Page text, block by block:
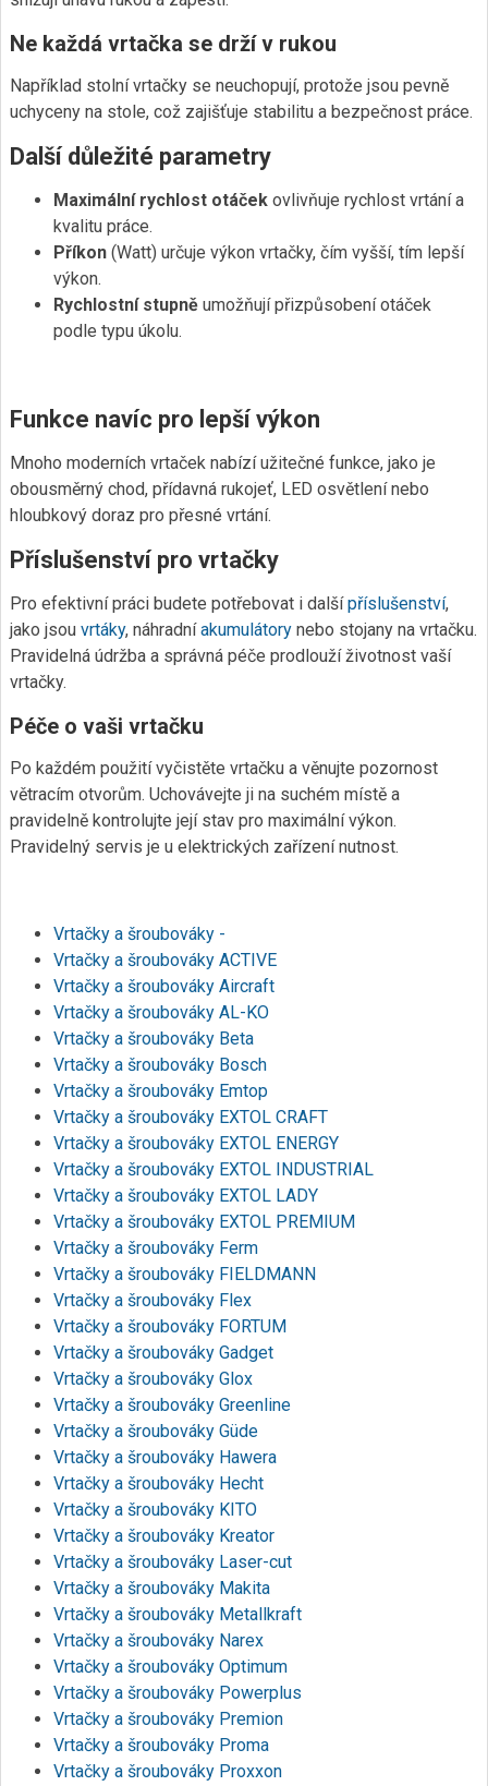
Ne každá vrtačka se drží v rukou
Například stolní vrtačky se neuchopují, protože jsou pevně
uchyceny na stole, což zajišťuje stabilitu a bezpečnost práce.
Další důležité parametry
Maximální rychlost otáček ovlivňuje rychlost vrtání a
kvalitu práce.
Příkon (Watt) určuje výkon vrtačky, čím vyšší, tím lepší
výkon.
Rychlostní stupně umožňují přizpůsobení otáček
podle typu úkolu.
Funkce navíc pro lepší výkon
Mnoho moderních vrtaček nabízí užitečné funkce, jako je
obousměrný chod, přídavná rukojeť, LED osvětlení nebo
hloubkový doraz pro přesné vrtání.
Příslušenství pro vrtačky
Pro efektivní práci budete potřebovat i dalšípříslušenství,
jako jsou vrtáky, náhradníakumulátory nebo stojany na vrtačku.
Pravidelná údržba a správná péče prodlouží životnost vaší
vrtačky.
Péče o vaši vrtačku
Po každém použití vyčistěte vrtačku a věnujte pozornost
větracím otvorům. Uchovávejte ji na suchém místě a
pravidelně kontrolujte její stav pro maximální výkon.
Pravidelný servis je u elektrických zařízení nutnost.
Vrtačky a šroubováky -
Vrtačky a šroubováky ACTIVE
Vrtačky a šroubováky Aircraft
Vrtačky a šroubováky AL-KO
Vrtačky a šroubováky Beta
Vrtačky a šroubováky Bosch
Vrtačky a šroubováky Emtop
Vrtačky a šroubováky EXTOL CRAFT
Vrtačky a šroubováky EXTOL ENERGY
Vrtačky a šroubováky EXTOL INDUSTRIAL
Vrtačky a šroubováky EXTOL LADY
Vrtačky a šroubováky EXTOL PREMIUM
Vrtačky a šroubováky Ferm
Vrtačky a šroubováky FIELDMANN
Vrtačky a šroubováky Flex
Vrtačky a šroubováky FORTUM
Vrtačky a šroubováky Gadget
Vrtačky a šroubováky Glox
Vrtačky a šroubováky Greenline
Vrtačky a šroubováky Güde
Vrtačky a šroubováky Hawera
Vrtačky a šroubováky Hecht
Vrtačky a šroubováky KITO
Vrtačky a šroubováky Kreator
Vrtačky a šroubováky Laser-cut
Vrtačky a šroubováky Makita
Vrtačky a šroubováky Metallkraft
Vrtačky a šroubováky Narex
Vrtačky a šroubováky Optimum
Vrtačky a šroubováky Powerplus
Vrtačky a šroubováky Premion
Vrtačky a šroubováky Proma
Vrtačky a šroubováky Proxxon